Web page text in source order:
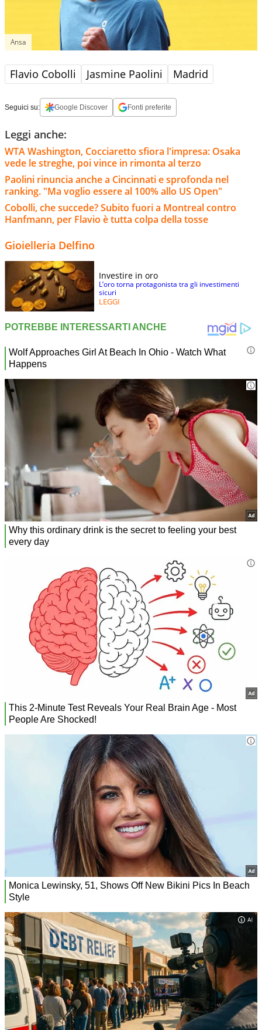
Ansa
Flavio Cobolli Jasmine Paolini Madrid
Seguici su: Google Discover Fonti preferite
Leggi anche:
WTA Washington, Cocciaretto sfiora l'impresa: Osaka
vede le streghe, poi vince in rimonta al terzo
Paolini rinuncia anche a Cincinnati e sprofonda nel
ranking. "Ma voglio essere al 100% allo US Open"
Cobolli, che succede? Subito fuori a Montreal contro
Hanfmann, per Flavio è tutta colpa della tosse
Gioielleria Delfino
Investire in oro
L’oro torna protagonista tra gli investimenti
sicuri
LEGGI